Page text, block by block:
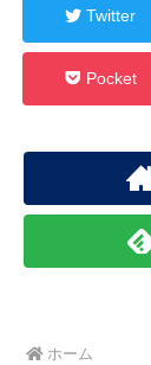
Twitter
Pocket
ホーム